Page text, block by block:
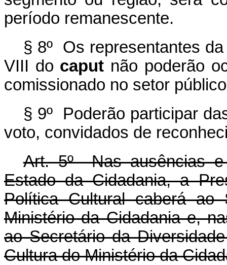
período remanescente.
§ 8º Os representantes
VIII do caput não poderão
comissionado no setor
§ 9º Poderão participar
voto, convidados de
Art. 5º Nas ausências e
Estado da Cidadania, a
Política Cultural caberá ao
Ministério da Cidadania e,
ao Secretário da
Cultura do Ministério da